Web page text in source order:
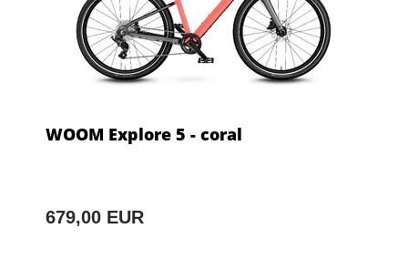
WOOM Explore 5 - coral
679,00 EUR